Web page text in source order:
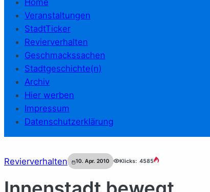
Home
Veranstaltungen
StadtTicker
Revierverhalten
Geschmackssachen
Stadtgeschichte(n)
Archiv
Hier werben
Impressum
Datenschutzerklärung
Revierverhalten 10. Apr. 2010 Klicks: 4585